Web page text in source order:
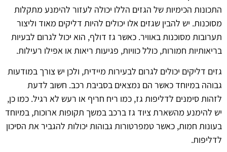
התכונות הכימיות של הגזים הללו יכולה לעזור להימנע מתקלות
מסוכנות. יש להבין שגזים אלו יכולים להיות דליקים מאוד וליצור
תערובות מסוכנות באוויר. כאשר גז דולף, הוא יכול לגרום לבעיות
בריאותיות חמורות, כולל כוויות, פגיעות ריאות או אפילו רעילות.
גזים דליקים יכולים לגרום לבעירות מיידית, ולכן יש צורך במודעות
גבוהה במיוחד כאשר הם נמצאים בסביבת רכב. חשוב לדעת
לזהות סימנים לדליפות גז, כמו ריח חריף או רעש לא רגיל. כמו כן,
יש להימנע מהשארת ציוד גז ברכב במשך תקופות ארוכות, במיוחד
בעונות חמות, כאשר טמפרטורות גבוהות יכולות להגביר את הסיכון
לדליפות.